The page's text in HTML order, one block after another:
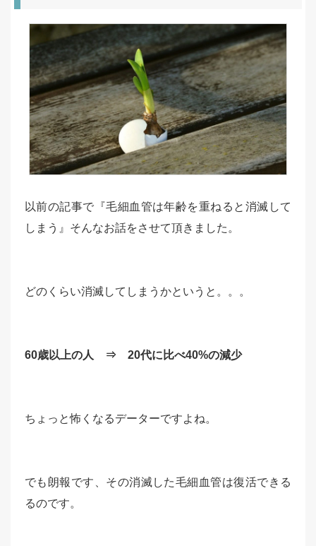
以前の記事で『毛細血管は年齢を重ねると消滅して
しまう』そんなお話をさせて頂きました。
どのくらい消滅してしまうかというと。。。
60歳以上の人 ⇒ 20代に比べ40%の減少
ちょっと怖くなるデーターですよね。
でも朗報です、その消滅した毛細血管は復活できる
るのです。